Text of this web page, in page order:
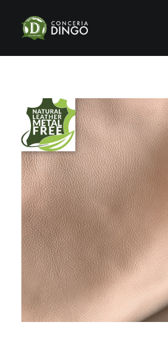
STORIA
PRODUZIONE
SHOWROOM
CERTIFICAZIONI
SOSTENIBILITÀ
NEWS & FIERE
GALLERY
CONTATTI
ENG